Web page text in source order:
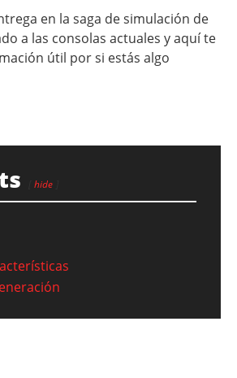
en la saga de simulación de
a las consolas actuales y aquí te
útil por si estás algo
hide